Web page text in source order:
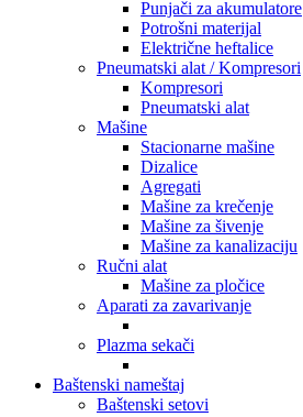
Punjači za akumulatore
Potrošni materijal
Električne heftalice
Pneumatski alat / Kompresori
Kompresori
Pneumatski alat
Mašine
Stacionarne mašine
Dizalice
Agregati
Mašine za krečenje
Mašine za šivenje
Mašine za kanalizaciju
Ručni alat
Mašine za pločice
Aparati za zavarivanje
Plazma sekači
Baštenski nameštaj
Baštenski setovi